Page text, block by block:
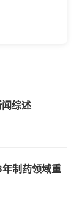
综述
制药领域重